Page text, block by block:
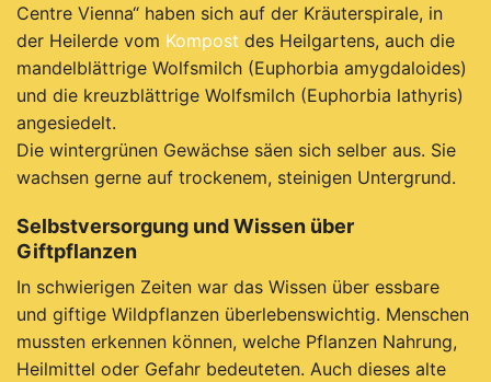
Centre Vienna“ haben sich auf der Kräuterspirale, in
der Heilerde vom Kompost des Heilgartens, auch die
mandelblättrige Wolfsmilch (Euphorbia amygdaloides)
und die kreuzblättrige Wolfsmilch (Euphorbia lathyris)
angesiedelt.
Die wintergrünen Gewächse säen sich selber aus. Sie
wachsen gerne auf trockenem, steinigen Untergrund.
Selbstversorgung und Wissen über
Giftpflanzen
In schwierigen Zeiten war das Wissen über essbare
und giftige Wildpflanzen überlebenswichtig. Menschen
mussten erkennen können, welche Pflanzen Nahrung,
Heilmittel oder Gefahr bedeuteten. Auch dieses alte